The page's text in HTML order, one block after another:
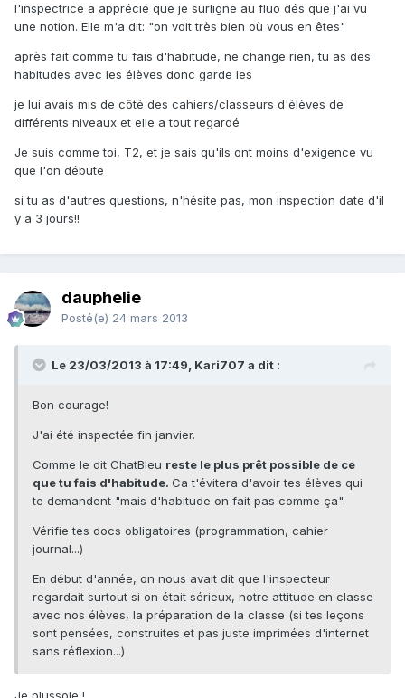
l'inspectrice a apprécié que je surligne au fluo dés que j'ai vu
une notion. Elle m'a dit: "on voit très bien où vous en êtes"
après fait comme tu fais d'habitude, ne change rien, tu as des
habitudes avec les élèves donc garde les
je lui avais mis de côté des cahiers/classeurs d'élèves de
différents niveaux et elle a tout regardé
Je suis comme toi, T2, et je sais qu'ils ont moins d'exigence vu
que l'on débute
si tu as d'autres questions, n'hésite pas, mon inspection date d'il
y a 3 jours!!
dauphelie
Posté(e) 24 mars 2013
Le 23/03/2013 à 17:49, Kari707 a dit :
Bon courage!
J'ai été inspectée fin janvier.
Comme le dit ChatBleu reste le plus prêt possible de ce
que tu fais d'habitude. Ca t'évitera d'avoir tes élèves qui
te demandent "mais d'habitude on fait pas comme ça".
Vérifie tes docs obligatoires (programmation, cahier
journal...)
En début d'année, on nous avait dit que l'inspecteur
regardait surtout si on était sérieux, notre attitude en classe
avec nos élèves, la préparation de la classe (si tes leçons
sont pensées, construites et pas juste imprimées d'internet
sans réflexion...)